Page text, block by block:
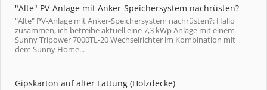
"Alte" PV-Anlage mit Anker-Speichersystem nachrüsten?
"Alte" PV-Anlage mit Anker-Speichersystem nachrüsten?: Hallo
zusammen, ich betreibe aktuell eine 7,3 kWp Anlage mit einem
Sunny Tripower 7000TL-20 Wechselrichter im Kombination mit
dem Sunny Home...
Gipskarton auf alter Lattung (Holzdecke)